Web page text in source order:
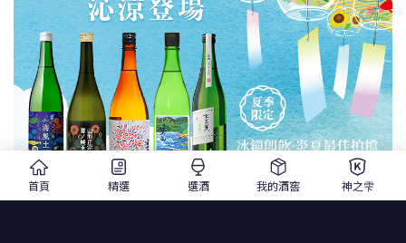
首頁 精選 選酒 我的酒窖 神之雫